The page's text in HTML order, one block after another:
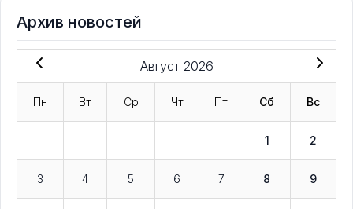
Архив новостей
Август 2026
Пн Вт Ср Чт Пт Сб Вс
1 2
3 4 5 6 7 8 9